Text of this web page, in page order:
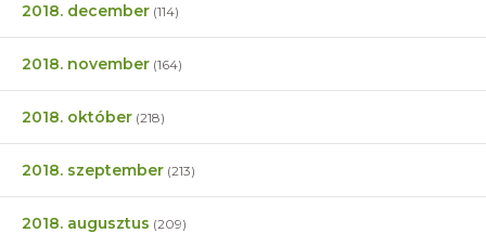
2018. december (114)
2018. november (164)
2018. október (218)
2018. szeptember (213)
2018. augusztus (209)